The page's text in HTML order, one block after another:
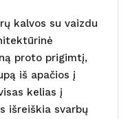
kalvos su vaizdu
proto prigimtį,
iš apačios į
kelias į
išreiškia svarbų